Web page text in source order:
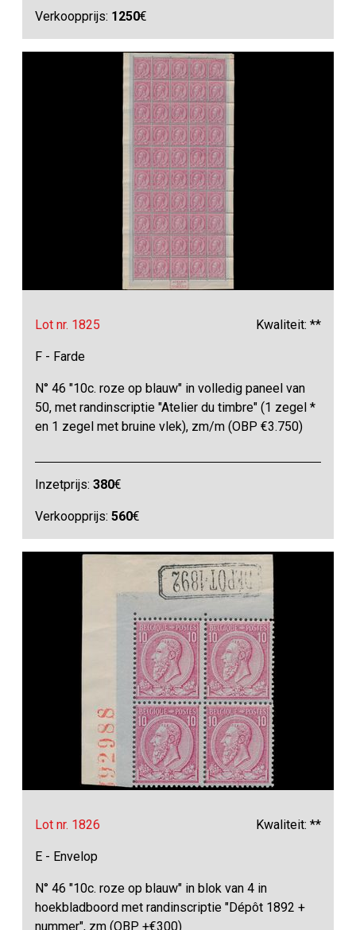
Verkoopprijs: 1250€
Lot nr. 1825 Kwaliteit: **
F - Farde
N° 46 "10c. roze op blauw" in volledig paneel van
50, met randinscriptie "Atelier du timbre" (1 zegel *
en 1 zegel met bruine vlek), zm/m (OBP €3.750)
Inzetprijs:380€
Verkoopprijs:560€
Lot nr. 1826 Kwaliteit: **
E - Envelop
N° 46 "10c. roze op blauw" in blok van 4 in
hoekbladboord met randinscriptie "Dépôt 1892 +
nummer", zm (OBP +€300)